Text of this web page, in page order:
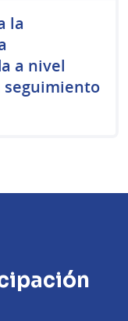
la
a nivel
seguimiento